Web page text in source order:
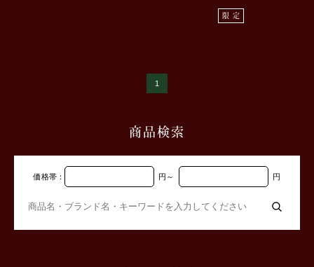
限定
1
商品検索
価格帯： 円 ～ 円